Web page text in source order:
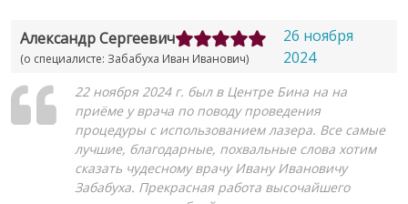
Александр Сергеевич
(о специалисте: Забабуха Иван Иванович)
26 ноября
2024
22 ноября 2024 г. был в Центре Бина на на
приёме у врача по поводу проведения
процедуры с использованием лазера. Все самые
лучшие, благодарные, похвальные слова хотим
сказать чудесному врачу Ивану Ивановичу
Забабуха. Прекрасная работа высочайшего